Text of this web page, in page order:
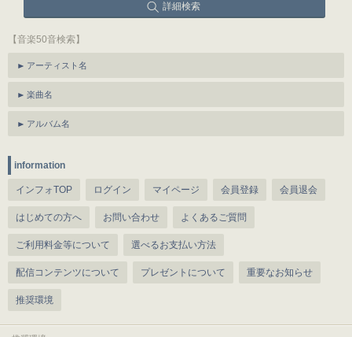
詳細検索
【音楽50音検索】
アーティスト名
楽曲名
アルバム名
information
インフォTOP ログイン マイページ 会員登録 会員退会
はじめての方へ お問い合わせ よくあるご質問
ご利用料金等について 選べるお支払い方法
配信コンテンツについて プレゼントについて 重要なお知らせ
推奨環境